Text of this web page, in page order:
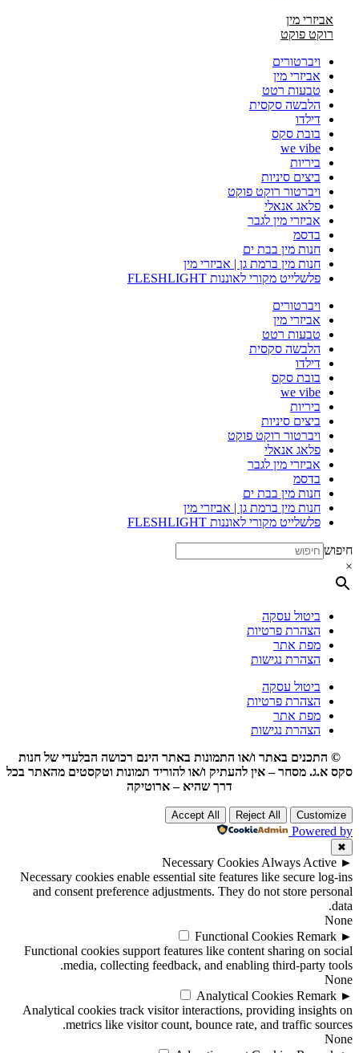
אביזרי מין
רוקט פוקט
ויברטורים
אביזרי מין
טבעות רטט
הלבשה סקסית
דילדו
בובת סקס
we vibe
ביריות
ביצים סיניות
ויברטור רוקט פוקט
פלאג אנאלי
אביזרי מין לגבר
בדסמ
חנות מין בבת ים
חנות מין ברמת גן | אביזרי מין
פלשלייט מקורי לאוננות FLESHLIGHT
ויברטורים
אביזרי מין
טבעות רטט
הלבשה סקסית
דילדו
בובת סקס
we vibe
ביריות
ביצים סיניות
ויברטור רוקט פוקט
פלאג אנאלי
אביזרי מין לגבר
בדסמ
חנות מין בבת ים
חנות מין ברמת גן | אביזרי מין
פלשלייט מקורי לאוננות FLESHLIGHT
חיפוש
×
ביטול עסקה
הצהרת פרטיות
מפת אתר
הצהרת נגישות
ביטול עסקה
הצהרת פרטיות
מפת אתר
הצהרת נגישות
© התכנים באתר ו/או התמונות באתר הינם רכושה הבלעדי של חנות
סקס א.ג. מסחר – אין להעתיק ו/או להוריד תמונות וטקסטים מהאתר בכל
דרך שהיא – ארוטיקה
Customize
Reject All
Accept All
Powered by
✖
►
Necessary Cookies Always Active
Necessary cookies enable essential site features like secure log-ins
and consent preference adjustments. They do not store personal
data.
None
►
Functional Cookies Remark
Functional cookies support features like content sharing on social
media, collecting feedback, and enabling third-party tools.
None
►
Analytical Cookies Remark
Analytical cookies track visitor interactions, providing insights on
metrics like visitor count, bounce rate, and traffic sources.
None